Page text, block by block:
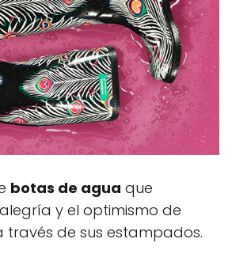
botas de agua que
y el optimismo de
de sus estampados.